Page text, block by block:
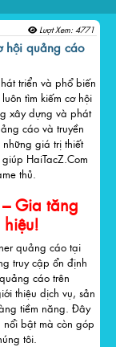
Lượt Xem: 4771
hội quảng cáo
triển và phổ biến
tìm kiếm cơ hội
xây dựng và phát
cáo và truyền
giá trị thiết
HaiTacZ.Com
thủ.
Gia tăng
quảng cáo tại
truy cập ổn định
cáo trên
thiệu dịch vụ, sản
tiềm năng. Đây
bật mà còn góp
tôi.